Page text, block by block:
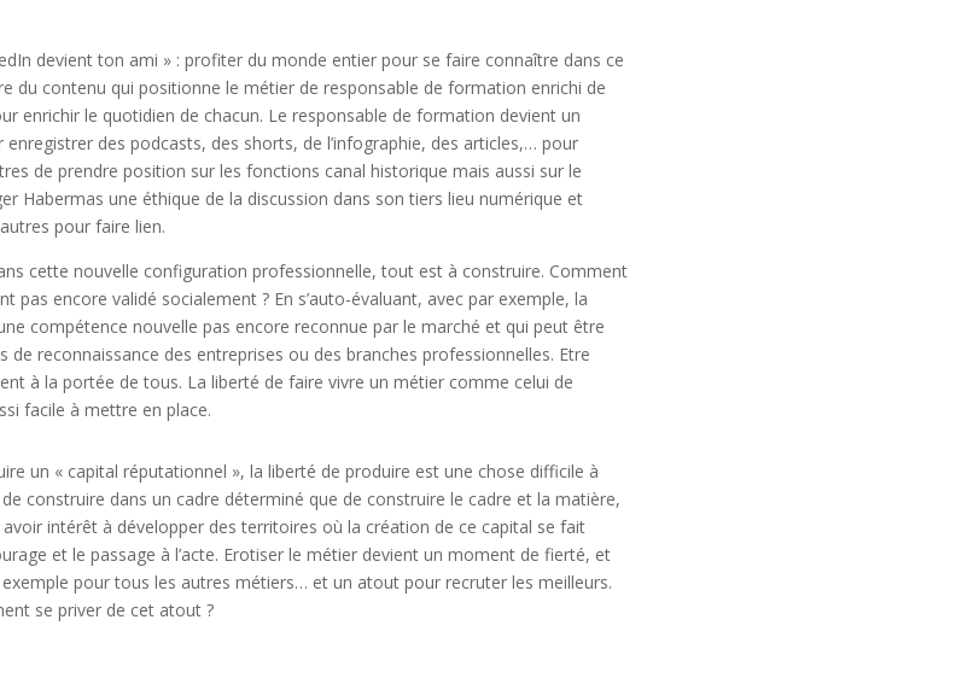
devient ton ami » : profiter du monde entier pour se faire connaître dans ce
du contenu qui positionne le métier de responsable de formation enrichi de
enrichir le quotidien de chacun. Le responsable de formation devient un
des podcasts, des shorts, de l’infographie, des articles,… pour
de prendre position sur les fonctions canal historique mais aussi sur le
Habermas une éthique de la discussion dans son tiers lieu numérique et
pour faire lien.
cette nouvelle configuration professionnelle, tout est à construire. Comment
pas encore validé socialement ? En s’auto-évaluant, avec par exemple, la
compétence nouvelle pas encore reconnue par le marché et qui peut être
reconnaissance des entreprises ou des branches professionnelles. Etre
à la portée de tous. La liberté de faire vivre un métier comme celui de
facile à mettre en place.
un « capital réputationnel », la liberté de produire est une chose difficile à
construire dans un cadre déterminé que de construire le cadre et la matière,
avoir intérêt à développer des territoires où la création de ce capital se fait
et le passage à l’acte. Erotiser le métier devient un moment de fierté, et
pour tous les autres métiers… et un atout pour recruter les meilleurs.
se priver de cet atout ?